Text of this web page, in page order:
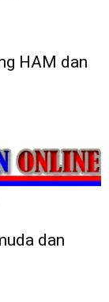
HAM dan
dan